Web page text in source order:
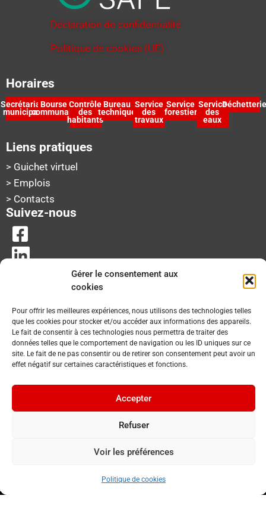
Gérer le consentement aux
cookies
Pour offrir les meilleures expériences, nous utilisons des technologies telles
que les cookies pour stocker et/ou accéder aux informations des appareils.
Le fait de consentir à ces technologies nous permettra de traiter des
données telles que le comportement de navigation ou les ID uniques sur ce
site. Le fait de ne pas consentir ou de retirer son consentement peut avoir un
effet négatif sur certaines caractéristiques et fonctions.
Accepter
Refuser
Voir les préférences
Politique de cookies
Déclaration de confidentialité
Politique de cookies (UE)
Horaires
Secrétariat
municipal
Bourse
communale
Contrôle
des
habitants
Bureau
technique
Service
des
travaux
Service
forestier
Service
des
eaux
Déchetterie
Liens pratiques
> Guichet virtuel
> Emplois
> Contacts
Suivez-nous